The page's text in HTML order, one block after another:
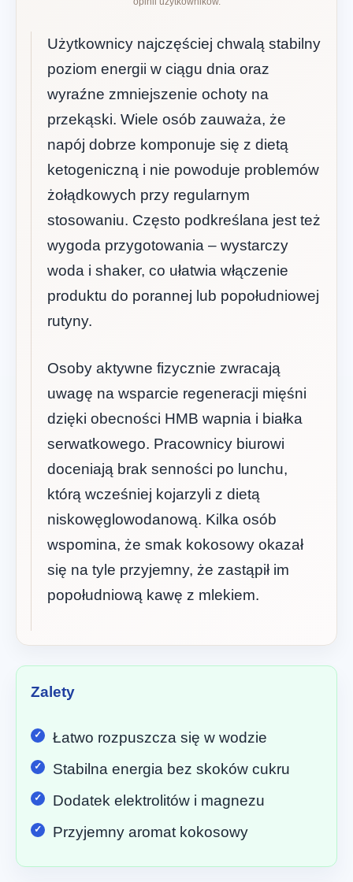
Użytkownicy najczęściej chwalą stabilny
poziom energii w ciągu dnia oraz
wyraźne zmniejszenie ochoty na
przekąski. Wiele osób zauważa, że
napój dobrze komponuje się z dietą
ketogeniczną i nie powoduje problemów
żołądkowych przy regularnym
stosowaniu. Często podkreślana jest też
wygoda przygotowania – wystarczy
woda i shaker, co ułatwia włączenie
produktu do porannej lub popołudniowej
rutyny.
Osoby aktywne fizycznie zwracają
uwagę na wsparcie regeneracji mięśni
dzięki obecności HMB wapnia i białka
serwatkowego. Pracownicy biurowi
doceniają brak senności po lunchu,
którą wcześniej kojarzyli z dietą
niskowęglowodanową. Kilka osób
wspomina, że smak kokosowy okazał
się na tyle przyjemny, że zastąpił im
popołudniową kawę z mlekiem.
Zalety
Łatwo rozpuszcza się w wodzie
Stabilna energia bez skoków cukru
Dodatek elektrolitów i magnezu
Przyjemny aromat kokosowy